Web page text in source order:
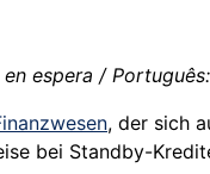
espera /
, der sich
bei Standby-